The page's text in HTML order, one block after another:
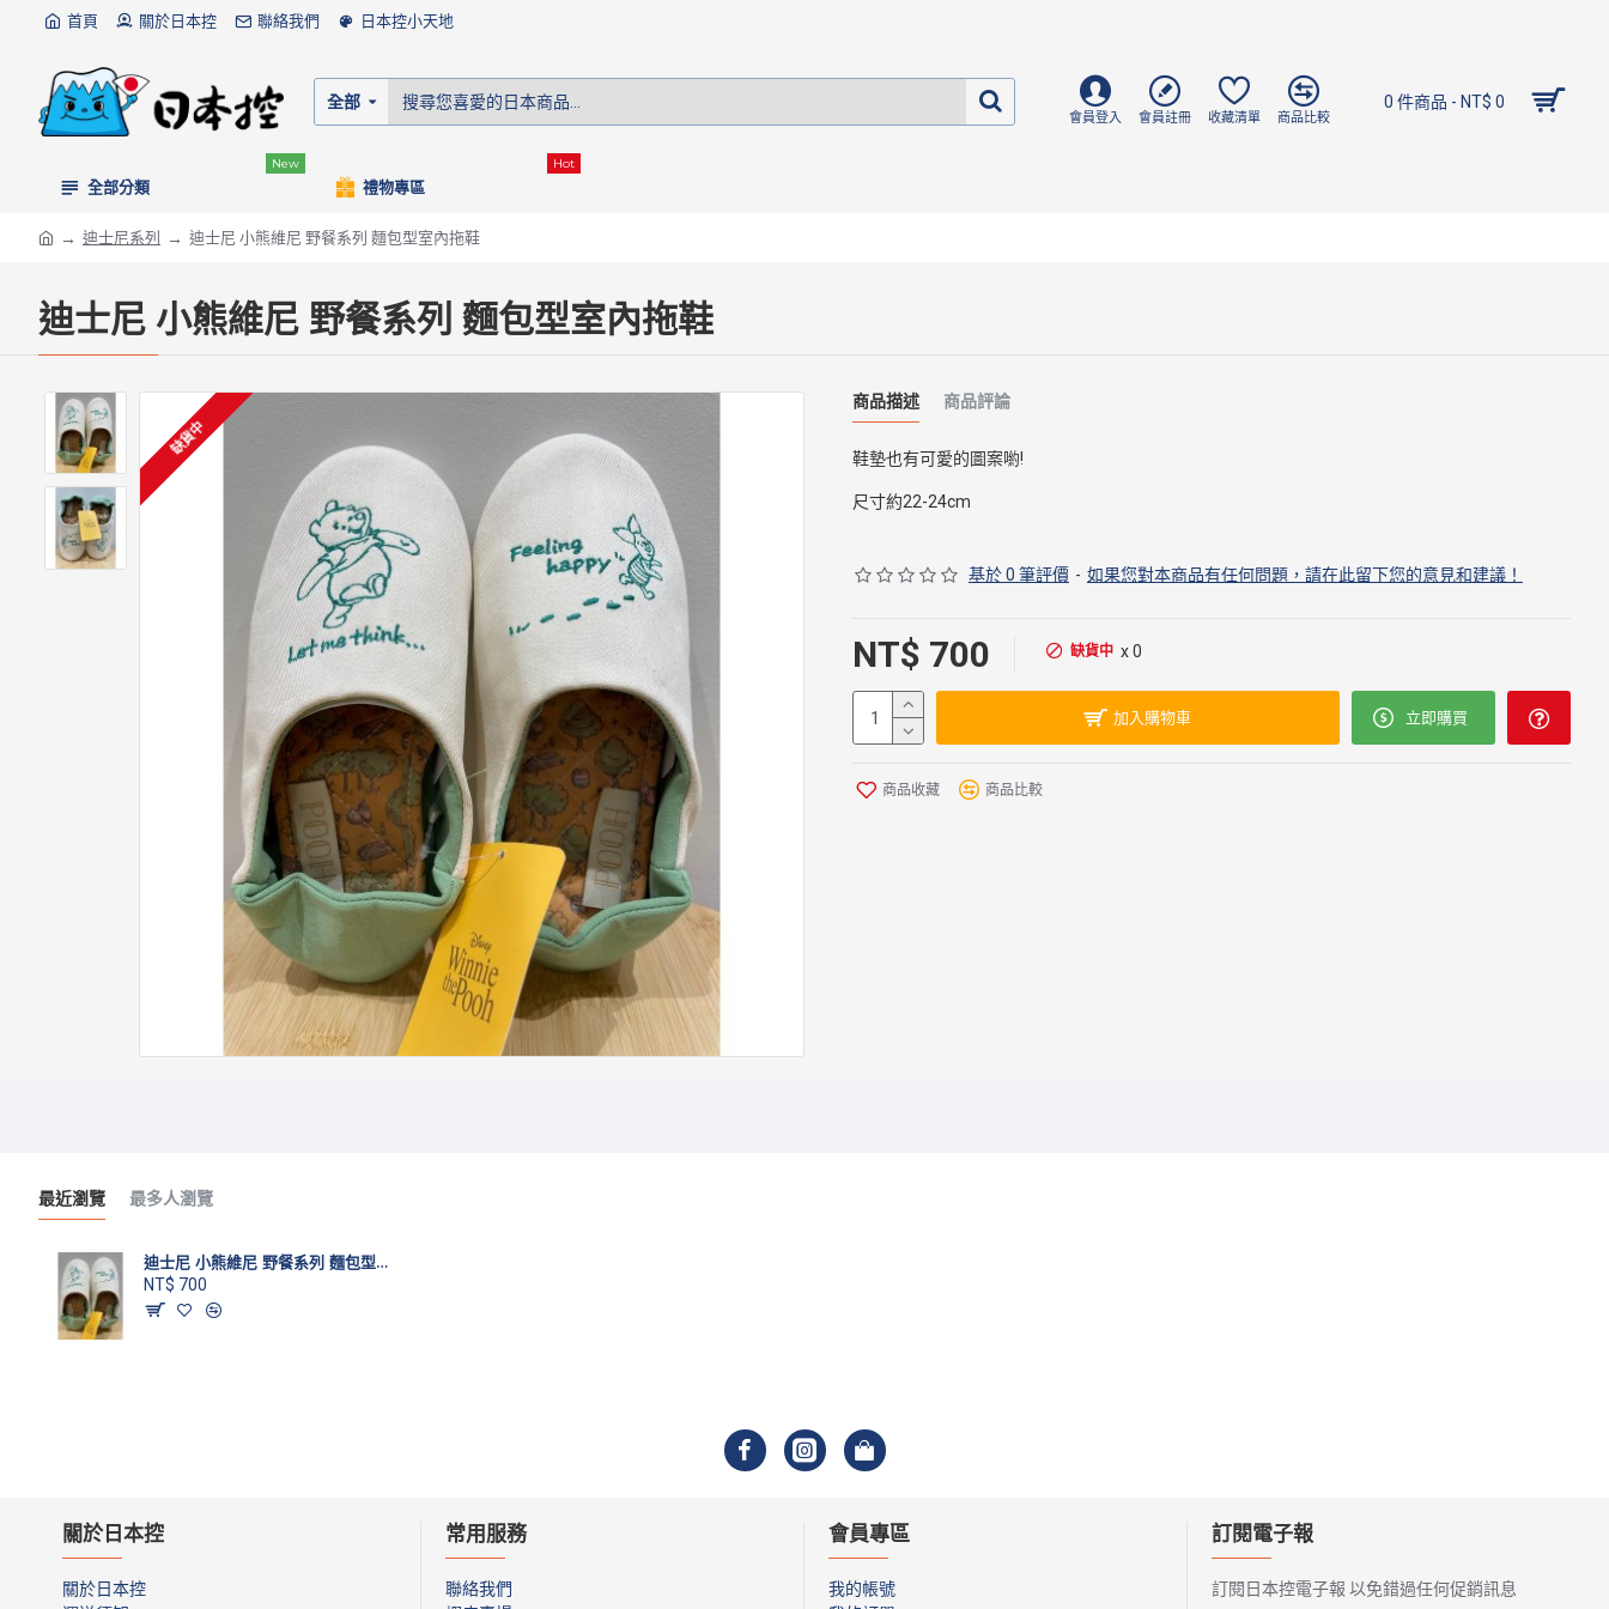
首頁 關於日本控 聯絡我們 日本控小天地
全部
會員登入 會員註冊 收藏清單 商品比較
0 件商品 - NT$ 0
全部分類
New
禮物專區
Hot
迪士尼系列 迪士尼 小熊維尼 野餐系列 麵包型室內拖鞋
迪士尼 小熊維尼 野餐系列 麵包型室內拖鞋
缺貨中
商品描述 商品評論
鞋墊也有可愛的圖案喲!
尺寸約22-24cm
基於 0 筆評價 - 如果您對本商品有任何問題，請在此留下您的意見和建議！
NT$ 700 缺貨中 x 0
加入購物車 立即購買
商品收藏 商品比較
最近瀏覽 最多人瀏覽
迪士尼 小熊維尼 野餐系列 麵包型室內拖鞋
NT$ 700
關於日本控
關於日本控
常用服務
聯絡我們
會員專區
我的帳號
訂閱電子報
訂閱日本控電子報 以免錯過任何促銷訊息